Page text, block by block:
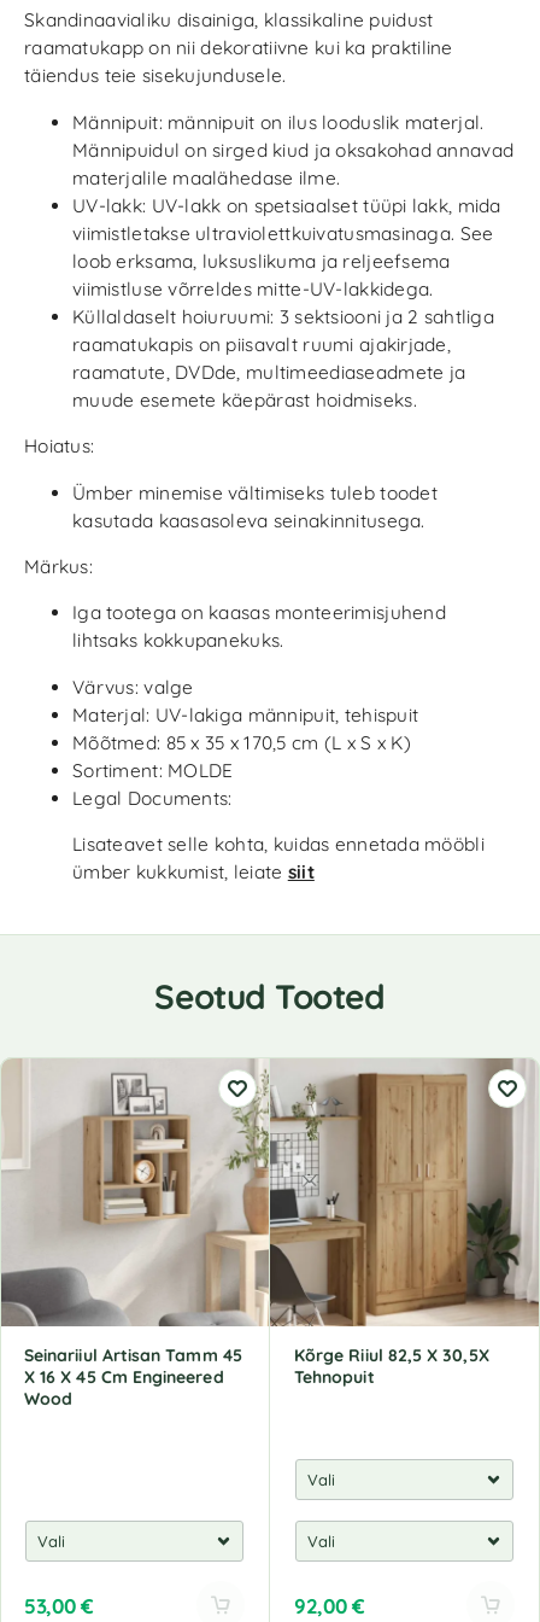
Skandinaavialiku disainiga, klassikaline puidust
raamatukapp on nii dekoratiivne kui ka praktiline
täiendus teie sisekujundusele.
Männipuit: männipuit on ilus looduslik materjal.
Männipuidul on sirged kiud ja oksakohad annavad
materjalile maalähedase ilme.
UV-lakk: UV-lakk on spetsiaalset tüüpi lakk, mida
viimistletakse ultraviolettkuivatusmasinaga. See
loob erksama, luksuslikuma ja reljeefsema
viimistluse võrreldes mitte-UV-lakkidega.
Küllaldaselt hoiuruumi: 3 sektsiooni ja 2 sahtliga
raamatukapis on piisavalt ruumi ajakirjade,
raamatute, DVDde, multimeediaseadmete ja
muude esemete käepärast hoidmiseks.
Hoiatus:
Ümber minemise vältimiseks tuleb toodet
kasutada kaasasoleva seinakinnitusega.
Märkus:
Iga tootega on kaasas monteerimisjuhend
lihtsaks kokkupanekuks.
Värvus: valge
Materjal: UV-lakiga männipuit, tehispuit
Mõõtmed: 85 x 35 x 170,5 cm (L x S x K)
Sortiment: MOLDE
Legal Documents:
Lisateavet selle kohta, kuidas ennetada mööbli
ümber kukkumist, leiate siit
Seotud Tooted
Seinariiul Artisan Tamm 45
X 16 X 45 Cm Engineered
Wood
53,00€
Kõrge Riiul 82,5 X 30,5X
Tehnopuit
92,00€